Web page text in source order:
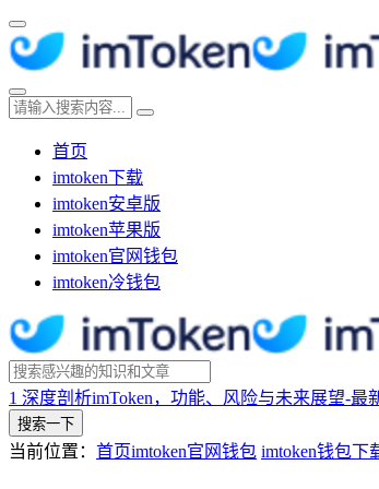
首页
imtoken下载
imtoken安卓版
imtoken苹果版
imtoken官网钱包
imtoken冷钱包
1 深度剖析imToken，功能、风险与未来展望-最
搜索一下
当前位置： 首页imtoken官网钱包 imtoken钱包下